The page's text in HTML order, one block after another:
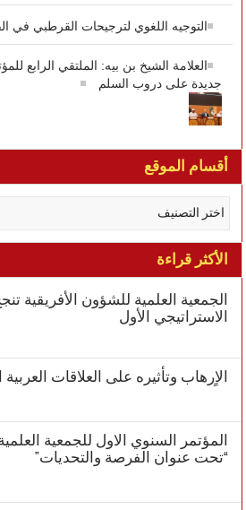
التوجيه اللغوي لترجيحات القرطبي في
العلامة الشيخ بن بيه: الملتقي الرابع
جديدة على دروب السلم
أقسام الموقع
الأكثر قراءة
الجمعية العلمية للشؤون الأفريقية
الاستراتيجي الأول
الاٍرهاب وتأثيره على العلاقات العربية
المؤتمر السنوي الاول للجمعية
“تحت عنوان الفرصة والتحديات”